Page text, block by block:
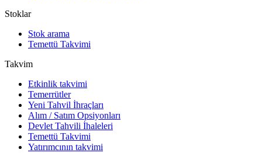
Stoklar
Stok arama
Temettü Takvimi
Takvim
Etkinlik takvimi
Temerrütler
Yeni Tahvil İhraçları
Alım / Satım Opsiyonları
Devlet Tahvili İhaleleri
Temettü Takvimi
Yatırımcının takvimi